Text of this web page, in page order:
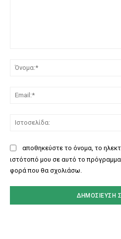
αποθηκεύστε το όνομα, το
ιστότοπό μου σε αυτό το πρόγραμμα
φορά που θα σχολιάσω.